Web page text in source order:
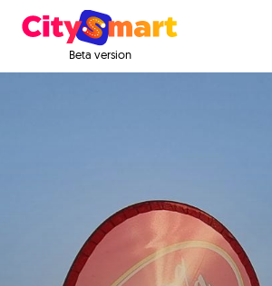
Beta version